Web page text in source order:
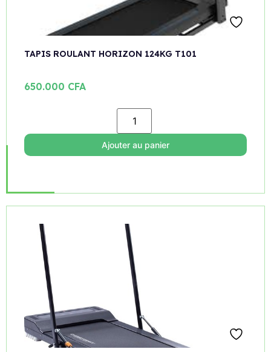
TAPIS ROULANT HORIZON 124KG T101
650.000 CFA
Ajouter au panier